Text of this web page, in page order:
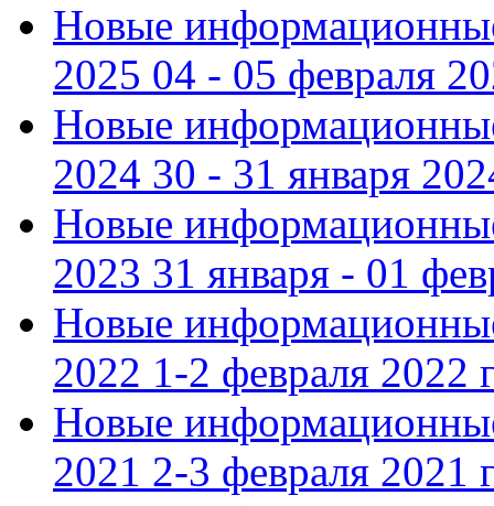
Новые
2025 04 - 05 февраля
Новые
2024 30 - 31 января
Новые
2023 31 января - 01
Новые
2022 1-2 февраля 2022
Новые
2021 2-3 февраля 2021